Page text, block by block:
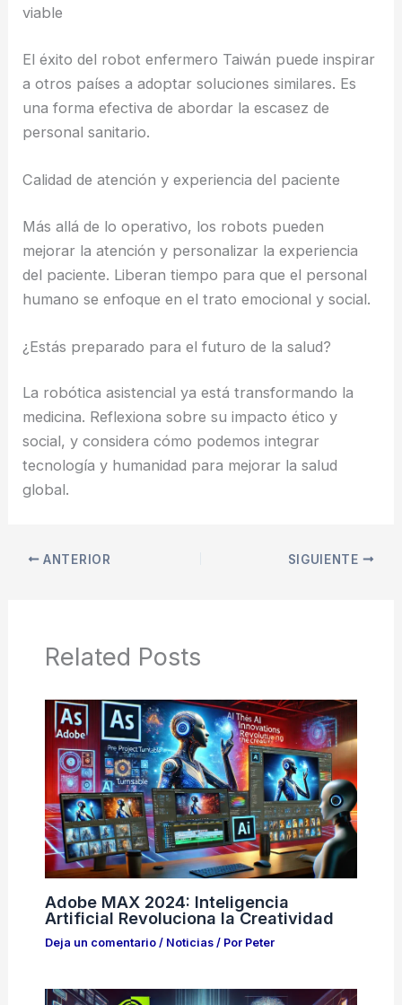
viable
El éxito del robot enfermero Taiwán puede inspirar
a otros países a adoptar soluciones similares. Es
una forma efectiva de abordar la escasez de
personal sanitario.
Calidad de atención y experiencia del paciente
Más allá de lo operativo, los robots pueden
mejorar la atención y personalizar la experiencia
del paciente. Liberan tiempo para que el personal
humano se enfoque en el trato emocional y social.
¿Estás preparado para el futuro de la salud?
La robótica asistencial ya está transformando la
medicina. Reflexiona sobre su impacto ético y
social, y considera cómo podemos integrar
tecnología y humanidad para mejorar la salud
global.
ANTERIOR SIGUIENTE
Related Posts
Adobe MAX 2024: Inteligencia
Artificial Revoluciona la Creatividad
Deja un comentario / Noticias/ Por Peter